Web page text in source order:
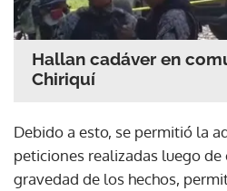
Hallan cadáver en
Chiriquí
Debido a esto, se permitió la
peticiones realizadas luego de
gravedad de los hechos,